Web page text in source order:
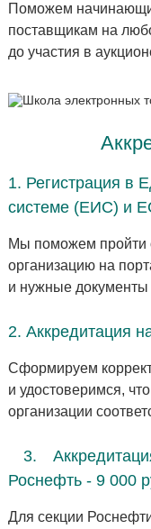
Поможем
поставщикам на
до участия в
1. Регистрация в
системе (ЕИС) и
Мы поможем пройти
организацию на
и нужные
2. Аккредитация
Сформируем
и удостоверимся,
организации
3.
Роснефть - 9 000
Для секции